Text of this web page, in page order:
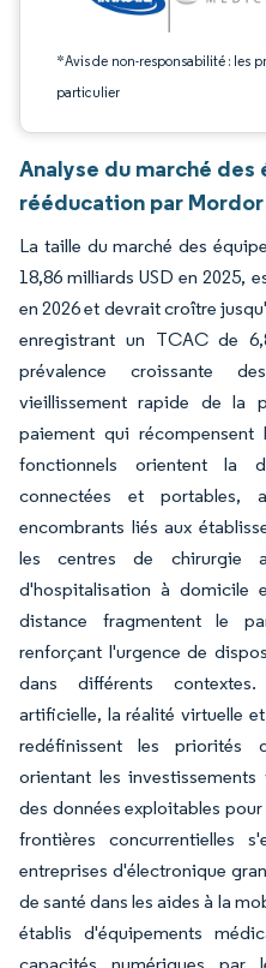
*Avis de non-responsabilité : les
particulier
Analyse du marché
rééducation par
La taille du marché des
18,86 milliards USD en 2025,
en 2026 et devrait croître
enregistrant un TCAC de
prévalence croissante
vieillissement rapide de la
paiement qui récompensent
fonctionnels orientent la
connectées et portables,
encombrants liés aux
les centres de chirurgie
d'hospitalisation à domicile
distance fragmentent le
renforçant l'urgence de
dans différents
artificielle, la réalité virtuelle
redéfinissent les priorités
orientant les
des données exploitables
frontières concurrentielles
entreprises d'électronique
de santé dans les aides à la
établis d'équipements